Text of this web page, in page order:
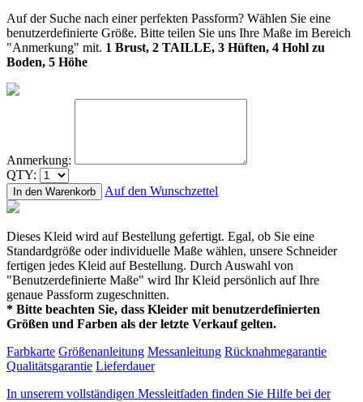
Auf der Suche nach einer perfekten Passform? Wählen Sie eine
benutzerdefinierte Größe. Bitte teilen Sie uns Ihre Maße im Bereich
"Anmerkung" mit. 1 Brust, 2 TAILLE, 3 Hüften, 4 Hohl zu
Boden, 5 Höhe
Anmerkung:
QTY:
In den Warenkorb Auf den Wunschzettel
Dieses Kleid wird auf Bestellung gefertigt. Egal, ob Sie eine
Standardgröße oder individuelle Maße wählen, unsere Schneider
fertigen jedes Kleid auf Bestellung. Durch Auswahl von
"Benutzerdefinierte Maße" wird Ihr Kleid persönlich auf Ihre
genaue Passform zugeschnitten.
* Bitte beachten Sie, dass Kleider mit benutzerdefinierten
Größen und Farben als der letzte Verkauf gelten.
Farbkarte Größenanleitung Messanleitung Rücknahmegarantie
Qualitätsgarantie Lieferdauer
In unserem vollständigen Messleitfaden finden Sie Hilfe bei der